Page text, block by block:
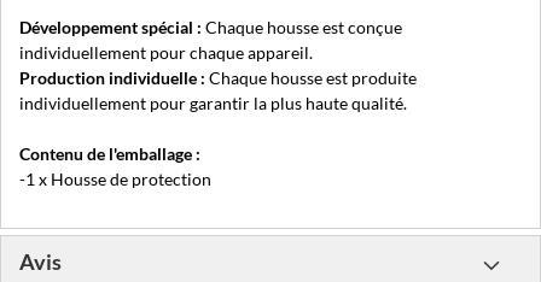
Développement spécial : Chaque housse est conçue
individuellement pour chaque appareil.
Production individuelle : Chaque housse est produite
individuellement pour garantir la plus haute qualité.
Contenu de l'emballage :
-1 x Housse de protection
Avis